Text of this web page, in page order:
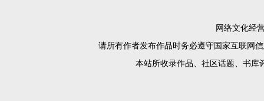
网络文化经
请所有作者发布作品时务必遵守国家互联网
本站所收录作品、社区话题、书库